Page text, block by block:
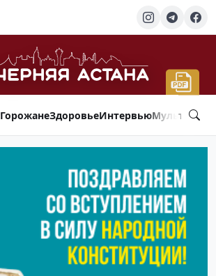
ГорожанеЗдоровьеИнтервью